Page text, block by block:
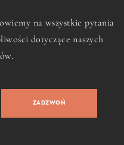
na wszystkie pytania
dotyczące naszych
ZADZWOŃ